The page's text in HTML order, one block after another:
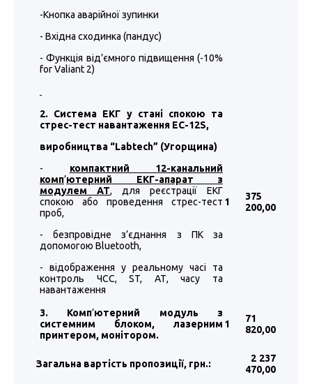
-Кнопка аварійної зупинки
- Вхідна сходинка (пандус)
- Функція від’ємного підвищення (-10%
for Valiant 2)
2. Система ЕКГ у стані спокою та
стрес-тест навантаження EC-12S,
виробництва “Labtech” (Угорщина)
- компактний 12-канальний
комп’ютерний ЕКГ-апарат з
модулем АТ, для реєстрації ЕКГ
спокою або проведення стрес-тест
проб,
- безпровідне з’єднання з ПК за
допомогою Bluetooth,
- відображення у реальному часі та
контроль ЧСС, ST, АТ, часу та
навантаження
1
375
200,00
3. Комп’ютерний модуль з
системним блоком, лазерним
принтером, монітором.
1
71
820,00
Загальна вартість пропозиції, грн.:
2 237
470,00